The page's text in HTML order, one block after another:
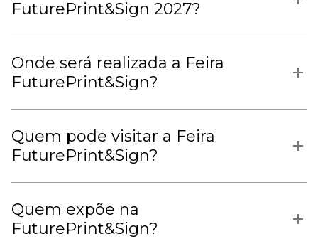
FuturePrint&Sign 2027?
Onde será realizada a Feira
FuturePrint&Sign?
Quem pode visitar a Feira
FuturePrint&Sign?
Quem expõe na
FuturePrint&Sign?